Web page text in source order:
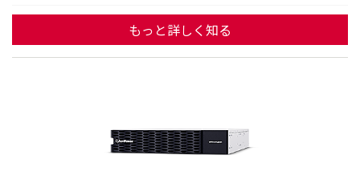
もっと詳しく知る